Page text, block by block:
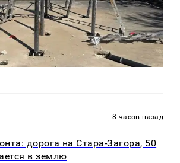
8 часов назад
дорога на Стара-Загора, 50
в землю